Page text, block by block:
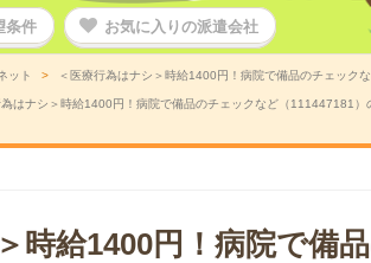
条件 お気に入りの派遣会社
ット ＜医療行為はナシ＞時給1400円！病院で備品のチェック
為はナシ＞時給1400円！病院で備品のチェックなど（111447181）
時給1400円！病院で備